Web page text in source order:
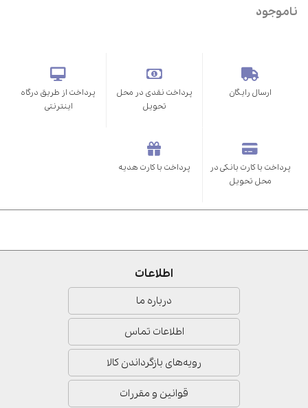
ناموجود
ارسال رایگان
پرداخت نقدی در محل
تحویل
پرداخت از طریق درگاه
اینترنتی
پرداخت با کارت بانکی در
محل تحویل
پرداخت با کارت هدیه
اطلاعات
درباره ما
اطلاعات تماس
رویه‌های بازگرداندن کالا
قوانین و مقررات